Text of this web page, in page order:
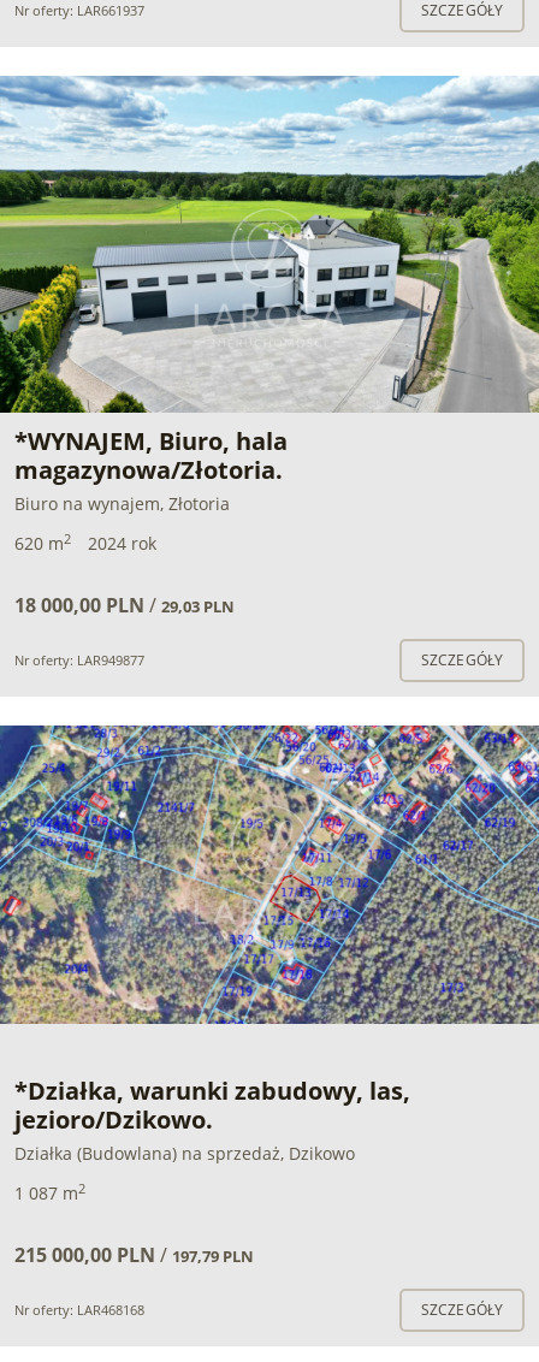
Nr oferty: LAR661937 SZCZEGÓŁY
*WYNAJEM, Biuro, hala
magazynowa/Złotoria.
Biuro na wynajem, Złotoria
620 m2 2024 rok
18 000,00 PLN / 29,03 PLN
Nr oferty: LAR949877 SZCZEGÓŁY
*Działka, warunki zabudowy, las,
jezioro/Dzikowo.
Działka (Budowlana) na sprzedaż, Dzikowo
1 087 m2
215 000,00 PLN / 197,79 PLN
Nr oferty: LAR468168 SZCZEGÓŁY